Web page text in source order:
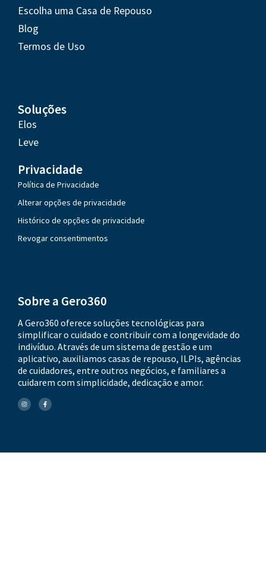
Escolha uma Casa de Repouso
Blog
Termos de Uso
Soluções
Elos
Leve
Privacidade
Política de Privacidade
Alterar opções de privacidade
Histórico de opções de privacidade
Revogar consentimentos
Sobre a Gero360
A Gero360 oferece soluções tecnológicas para
simplificar o cuidado e contribuir com a longevidade do
indivíduo. Através de um sistema de gestão e um
aplicativo, auxiliamos casas de repouso, ILPIs, agências
de cuidadores, entre outros negócios, e familiares a
cuidarem com simplicidade, dedicação e amor.